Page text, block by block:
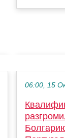
06:00, 15